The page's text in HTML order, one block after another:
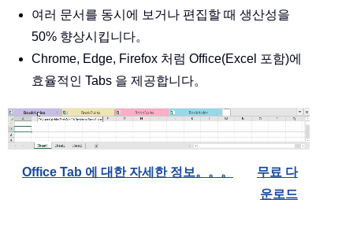
여러 문서를 동시에 보거나 편집할 때 생산성을
50% 향상시킵니다。
Chrome, Edge, Firefox 처럼 Office(Excel 포함)에
효율적인 Tabs 을 제공합니다。
Office Tab 에 대한 자세한 정보。。。
무료 다
운로드